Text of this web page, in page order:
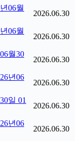
06월
2026.06.30
06월
2026.06.30
월30
2026.06.30
년06
2026.06.30
일 01
2026.06.30
년06
2026.06.30